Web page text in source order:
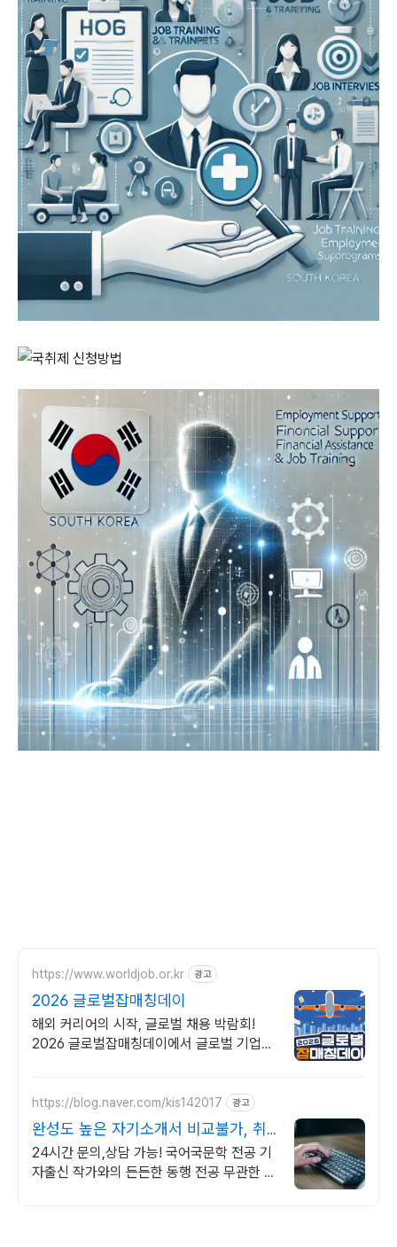
https://www.worldjob.or.kr 광고
2026 글로벌잡매칭데이
해외 커리어의 시작, 글로벌 채용 박람회!
2026 글로벌잡매칭데이에서 글로벌 기업과
https://blog.naver.com/kis142017 광고
완성도 높은 자기소개서 비교불가, 취
준생 맞춤
24시간 문의,상담 가능! 국어국문학 전공 기
자출신 작가와의 든든한 동행 전공 무관한 분